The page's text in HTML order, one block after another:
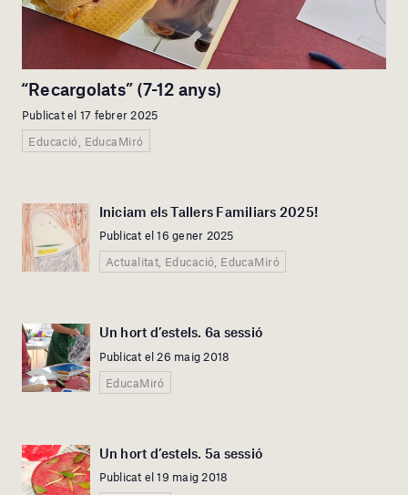
“Recargolats” (7-12 anys)
Publicat el 17 febrer 2025
Educació, EducaMiró
Iniciam els Tallers Familiars 2025!
Publicat el 16 gener 2025
Actualitat, Educació, EducaMiró
Un hort d’estels. 6a sessió
Publicat el 26 maig 2018
EducaMiró
Un hort d’estels. 5a sessió
Publicat el 19 maig 2018